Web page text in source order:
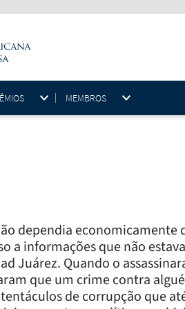
MEMBROS
dependia
a informações que não
Juárez. Quando o
que um crime contra
de corrupção que